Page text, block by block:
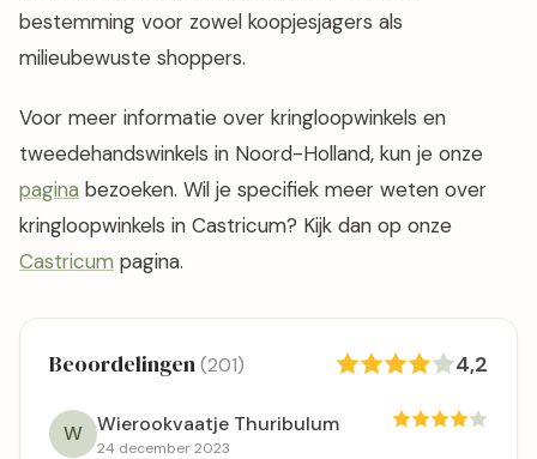
bestemming voor zowel koopjesjagers als
milieubewuste shoppers.
Voor meer informatie over kringloopwinkels en
tweedehandswinkels in Noord-Holland, kun je onze
pagina bezoeken. Wil je specifiek meer weten over
kringloopwinkels in Castricum? Kijk dan op onze
Castricum pagina.
Beoordelingen(201) 4,2
W Wierookvaatje Thuribulum
24 december 2023